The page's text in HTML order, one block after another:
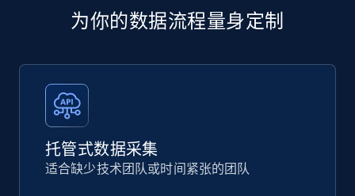
为你的数据流程量身定制
托管式数据采集
适合缺少技术团队或时间紧张的团队